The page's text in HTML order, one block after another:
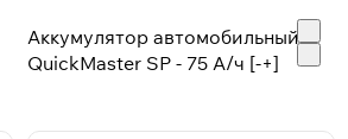
Аккумулятор автомобильный
QuickMaster SP - 75 A/ч [-+]